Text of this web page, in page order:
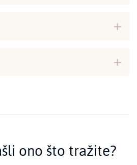
ono što tražite?